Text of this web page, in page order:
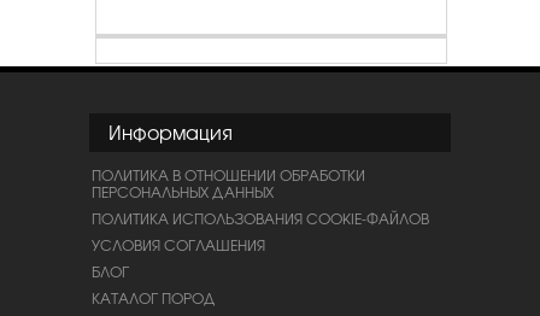
Информация
ПОЛИТИКА В ОТНОШЕНИИ ОБРАБОТКИ
ПЕРСОНАЛЬНЫХ ДАННЫХ
ПОЛИТИКА ИСПОЛЬЗОВАНИЯ COOKIE-ФАЙЛОВ
УСЛОВИЯ СОГЛАШЕНИЯ
БЛОГ
КАТАЛОГ ПОРОД